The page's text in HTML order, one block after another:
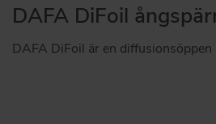
DAFA DiFoil
DAFA DiFoil är en diffusionsöppen